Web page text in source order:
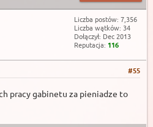
Liczba postów: 7,356
Liczba wątków: 34
Dołączył: Dec 2013
Reputacja: 116
#55
pracy gabinetu za pieniadze to